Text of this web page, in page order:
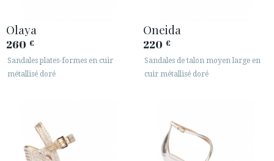
Olaya
260 €
Sandales plates-formes en cuir
métallisé doré
Oneida
220 €
Sandales de talon moyen large en
cuir métallisé doré